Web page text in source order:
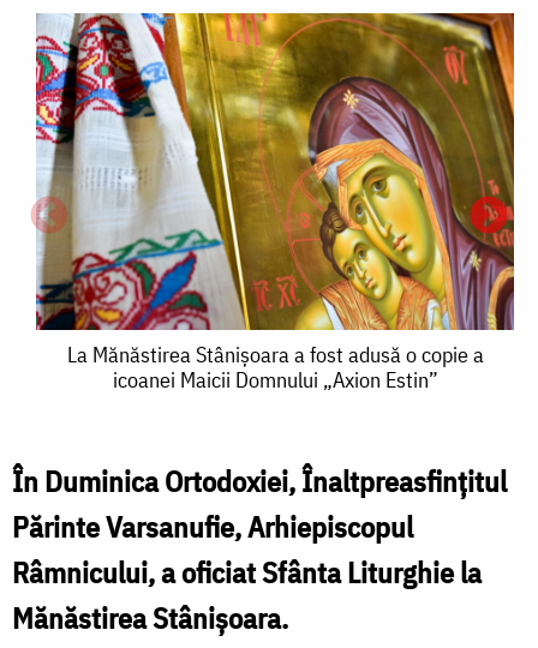
Mănăstirea
a
fost
adusă
o
La Mănăstirea Stânișoara a fost adusă o copie a
icoanei Maicii Domnului „Axion Estin”
În Duminica Ortodoxiei, Înaltpreasfințitul
Părinte Varsanufie, Arhiepiscopul
Râmnicului, a oficiat Sfânta Liturghie la
Mănăstirea Stânișoara.